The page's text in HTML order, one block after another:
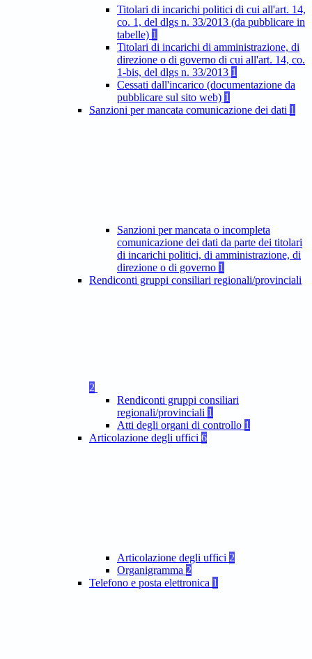
Titolari di incarichi politici di cui all'art. 14,
co. 1, del dlgs n. 33/2013 (da pubblicare in
tabelle) 1
Titolari di incarichi di amministrazione, di
direzione o di governo di cui all'art. 14, co.
1-bis, del dlgs n. 33/2013 1
Cessati dall'incarico (documentazione da
pubblicare sul sito web) 1
Sanzioni per mancata comunicazione dei dati 1
Sanzioni per mancata o incompleta
comunicazione dei dati da parte dei titolari
di incarichi politici, di amministrazione, di
direzione o di governo 1
Rendiconti gruppi consiliari regionali/provinciali
2
Rendiconti gruppi consiliari
regionali/provinciali 1
Atti degli organi di controllo 1
Articolazione degli uffici 6
Articolazione degli uffici 2
Organigramma 2
Telefono e posta elettronica 1